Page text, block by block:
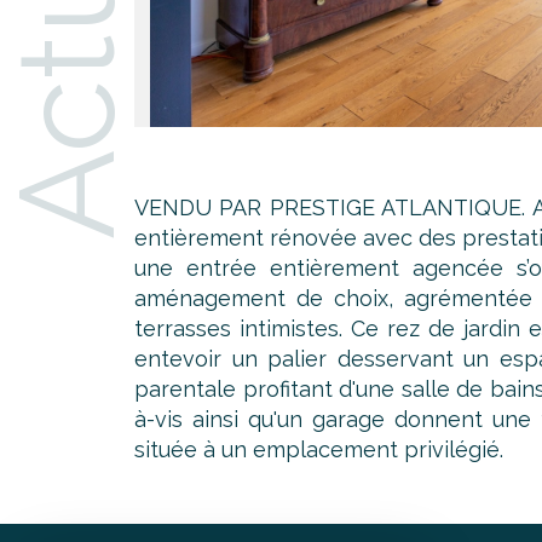
VENDU PAR PRESTIGE
entièrement rénovée avec des
une entrée entièrement agencée
aménagement de choix,
terrasses intimistes. Ce rez de jardin
entevoir un palier desservant un
parentale profitant d'une salle de
à-vis ainsi qu'un garage donnent
située à un emplacement privilégié.